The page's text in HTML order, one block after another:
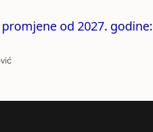
od 2027.